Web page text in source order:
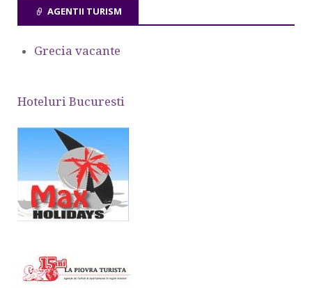
AGENTII TURISM
Grecia vacante
Hoteluri Bucuresti